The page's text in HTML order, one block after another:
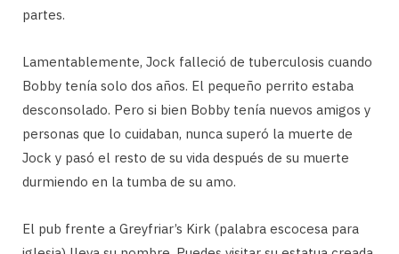
partes.
Lamentablemente, Jock falleció de tuberculosis cuando
Bobby tenía solo dos años. El pequeño perrito estaba
desconsolado. Pero si bien Bobby tenía nuevos amigos y
personas que lo cuidaban, nunca superó la muerte de
Jock y pasó el resto de su vida después de su muerte
durmiendo en la tumba de su amo.
El pub frente a Greyfriar’s Kirk (palabra escocesa para